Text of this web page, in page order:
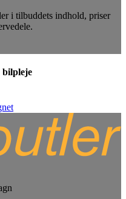
i tilbuddets indhold, priser
bilpleje